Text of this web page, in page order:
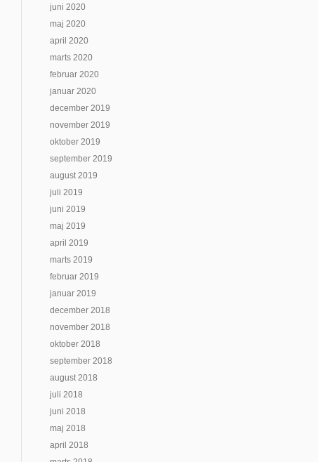
juni 2020
maj 2020
april 2020
marts 2020
februar 2020
januar 2020
december 2019
november 2019
oktober 2019
september 2019
august 2019
juli 2019
juni 2019
maj 2019
april 2019
marts 2019
februar 2019
januar 2019
december 2018
november 2018
oktober 2018
september 2018
august 2018
juli 2018
juni 2018
maj 2018
april 2018